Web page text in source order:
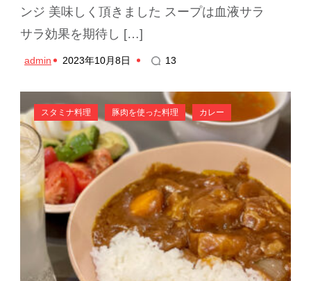
ンジ 美味しく頂きました スープは血液サラ
サラ効果を期待し […]
admin 2023年10月8日 13
スタミナ料理 豚肉を使った料理 カレー